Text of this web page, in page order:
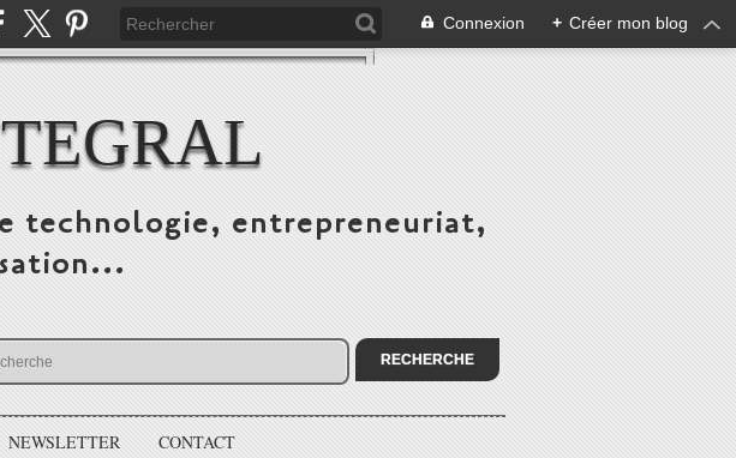
Connexion + Créer mon blog
technologie, entrepreneuriat,
NEWSLETTER CONTACT